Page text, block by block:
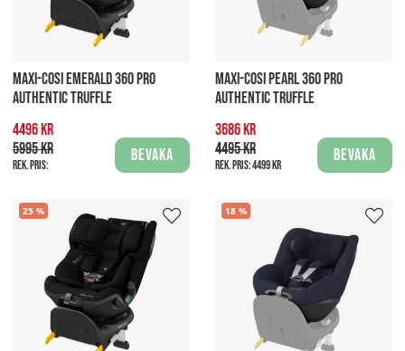
MAXI-COSI EMERALD 360 PRO
AUTHENTIC TRUFFLE
4496 kr
5995 kr
Rek. pris:
Bevaka
MAXI-COSI PEARL 360 PRO
AUTHENTIC TRUFFLE
3686 kr
4495 kr
Rek. pris:4499 kr
Bevaka
25 18